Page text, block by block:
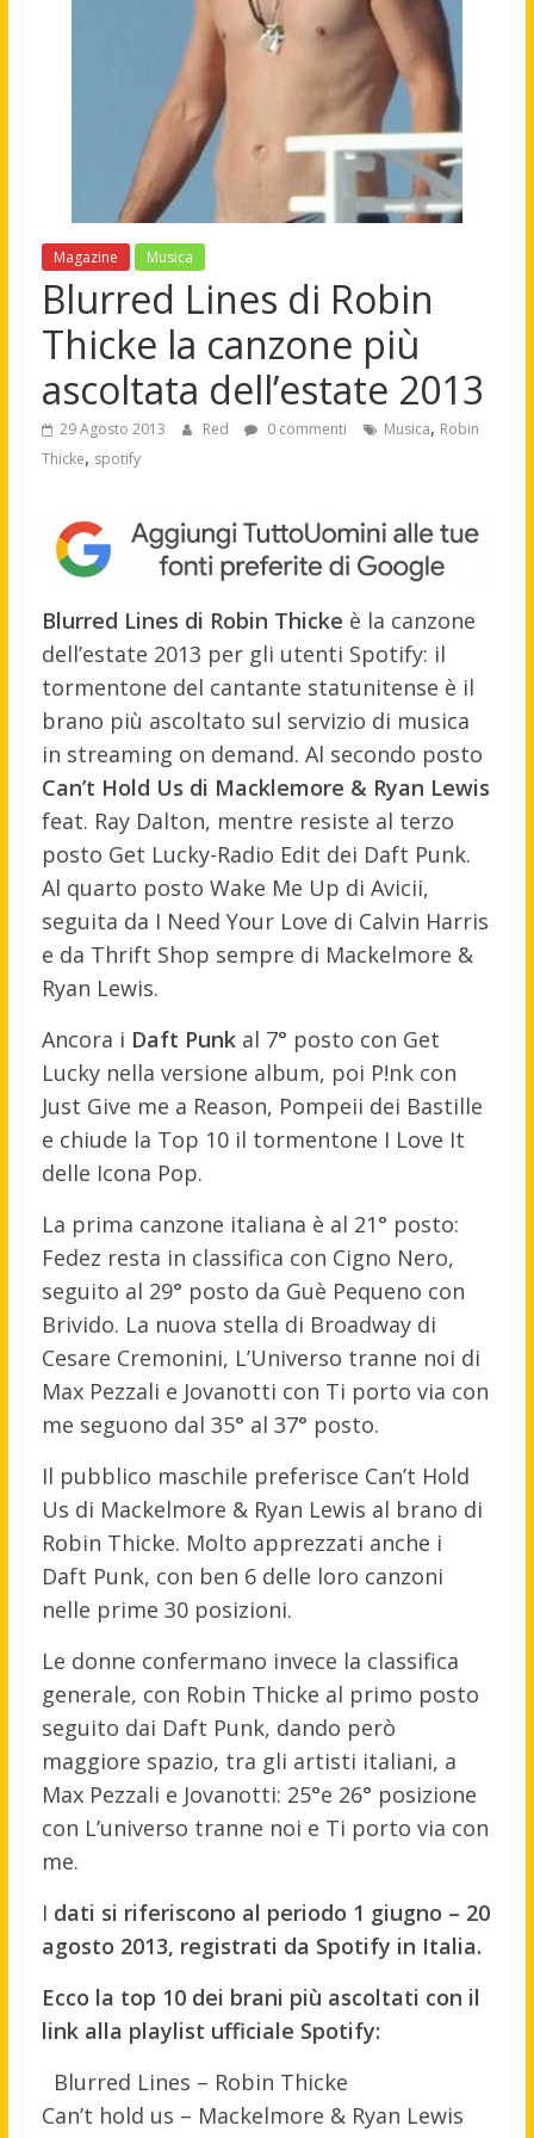
Magazine Musica
Blurred Lines di Robin
Thicke la canzone più
ascoltata dell’estate 2013
29 Agosto 2013 Red 0 commenti Musica, Robin
Thicke, spotify
Blurred Lines di Robin Thicke è la canzone
dell’estate 2013 per gli utenti Spotify: il
tormentone del cantante statunitense è il
brano più ascoltato sul servizio di musica
in streaming on demand. Al secondo posto
Can’t Hold Us di Macklemore & Ryan Lewis
feat. Ray Dalton, mentre resiste al terzo
posto Get Lucky-Radio Edit dei Daft Punk.
Al quarto posto Wake Me Up di Avicii,
seguita da I Need Your Love di Calvin Harris
e da Thrift Shop sempre di Mackelmore &
Ryan Lewis.
Ancora i Daft Punkal 7° posto con Get
Lucky nella versione album, poi P!nk con
Just Give me a Reason, Pompeii dei Bastille
e chiude la Top 10 il tormentone I Love It
delle Icona Pop.
La prima canzone italiana è al 21° posto:
Fedez resta in classifica con Cigno Nero,
seguito al 29° posto da Guè Pequeno con
Brivido. La nuova stella di Broadway di
Cesare Cremonini, L’Universo tranne noi di
Max Pezzali e Jovanotti con Ti porto via con
me seguono dal 35° al 37° posto.
Il pubblico maschile preferisce Can’t Hold
Us di Mackelmore & Ryan Lewis al brano di
Robin Thicke. Molto apprezzati anche i
Daft Punk, con ben 6 delle loro canzoni
nelle prime 30 posizioni.
Le donne confermano invece la classifica
generale, con Robin Thicke al primo posto
seguito dai Daft Punk, dando però
maggiore spazio, tra gli artisti italiani, a
Max Pezzali e Jovanotti: 25°e 26° posizione
con L’universo tranne noi e Ti porto via con
me.
I dati si riferiscono al periodo 1 giugno – 20
agosto 2013, registrati da Spotify in Italia.
Ecco la top 10 dei brani più ascoltati con il
link alla playlist ufficiale Spotify:
Blurred Lines – Robin Thicke
Can’t hold us – Mackelmore & Ryan Lewis